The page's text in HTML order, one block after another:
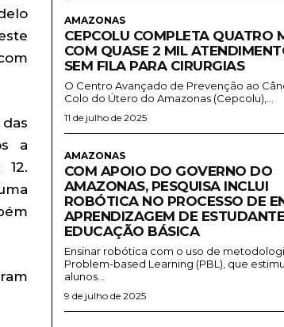
a
12.
AMAZONAS
CEPCOLU COMPLETA QUATRO
COM QUASE 2 MIL
SEM FILA PARA CIRURGIAS
O Centro Avançado de Prevenção ao
Colo do Útero do Amazonas (Cepcolu),...
11 de julho de 2025
AMAZONAS
COM APOIO DO GOVERNO DO
AMAZONAS, PESQUISA INCLUI
ROBÓTICA NO PROCESSO DE
APRENDIZAGEM DE
EDUCAÇÃO BÁSICA
Ensinar robótica com o uso de
Problem-based Learning (PBL), que
alunos...
9 de julho de 2025